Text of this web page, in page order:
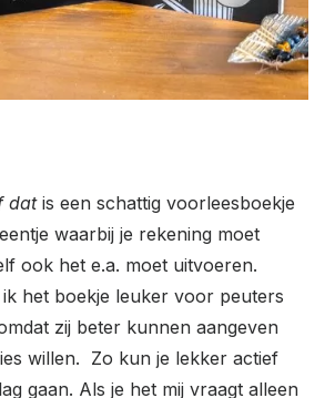
datis een schattig voorleesboekje
waarbij je rekening moet
ook het e.a. moet uitvoeren.
het boekje leuker voor peuters
zij beter kunnen aangeven
willen. Zo kun je lekker actief
gaan. Als je het mij vraagt alleen